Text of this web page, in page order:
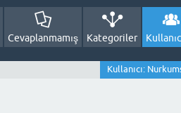
Cevaplanmamış Kategoriler
Kullanıcı: